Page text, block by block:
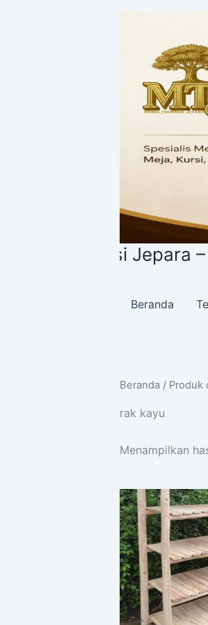
Jepara –
Beranda
Beranda / Produk
rak kayu
Menampilkan